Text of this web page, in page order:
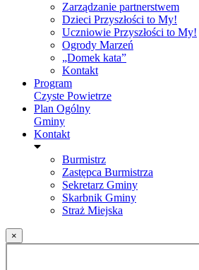
Zarządzanie partnerstwem
Dzieci Przyszłości to My!
Uczniowie Przyszłości to My!
Ogrody Marzeń
„Domek kata”
Kontakt
Program
Czyste Powietrze
Plan Ogólny
Gminy
Kontakt
Burmistrz
Zastępca Burmistrza
Sekretarz Gminy
Skarbnik Gminy
Straż Miejska
×